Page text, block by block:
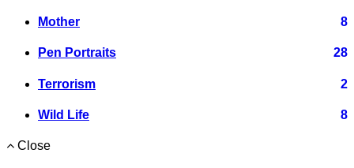
Mother 8
Pen Portraits 28
Terrorism 2
Wild Life 8
Close